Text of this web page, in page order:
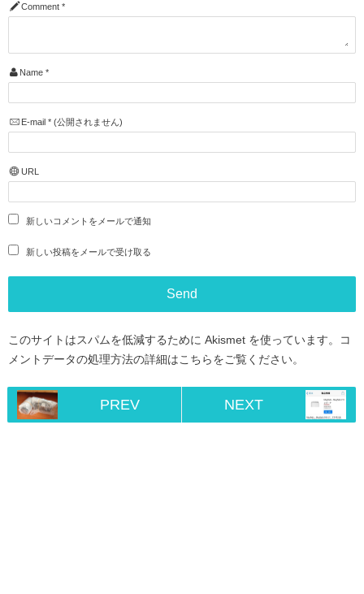
Comment *
Name *
E-mail *(公開されません)
URL
新しいコメントをメールで通知
新しい投稿をメールで受け取る
このサイトはスパムを低減するために Akismet を使っています。
コ
メントデータの処理方法の詳細はこちらをご覧ください。
PREV NEXT